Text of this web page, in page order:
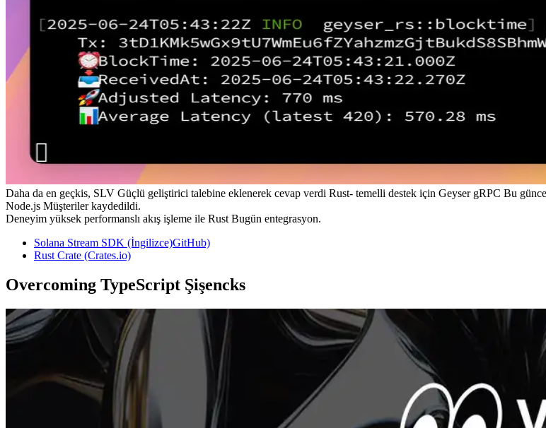
Daha da en geçkis, SLV Güçlü geliştirici talebine eklenerek cevap verdi Rust- temelli destek için Geyser gRPC Bu
Node.js Müşteriler kaydedildi.
Deneyim yüksek performanslı akış işleme ile Rust Bugün entegrasyon.
Solana Stream SDK (İngilizce)GitHub)
Rust Crate (Crates.io)
Overcoming TypeScript Şişencks